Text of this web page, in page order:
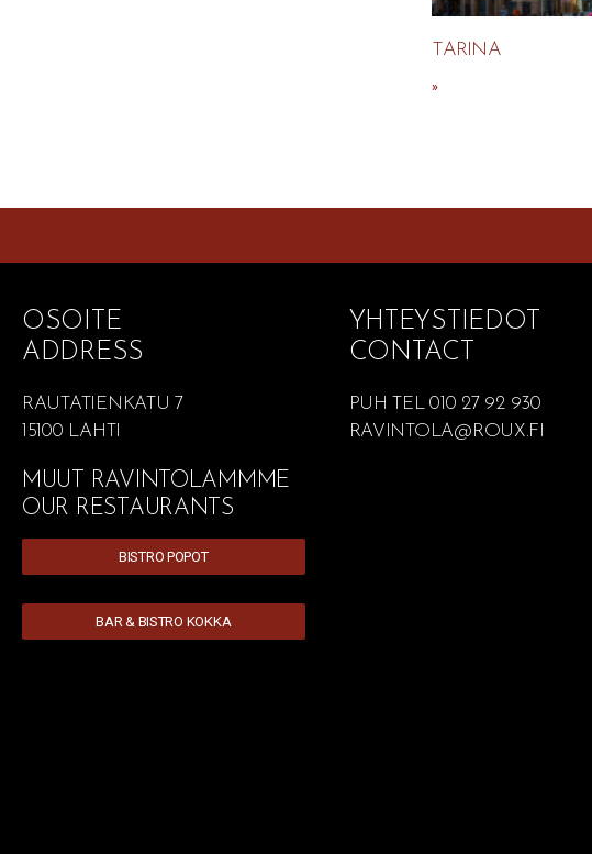
TARINA
»
OSOITE
ADDRESS
RAUTATIENKATU 7
15100 LAHTI
MUUT RAVINTOLAMMME
OUR RESTAURANTS
BISTRO POPOT
BAR & BISTRO KOKKA
YHTEYSTIEDOT
CONTACT
PUH TEL 010 27 92 930
RAVINTOLA@ROUX.FI